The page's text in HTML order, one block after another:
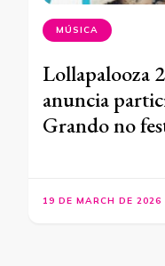
MÚSICA
Lollapalooza
anuncia
Grando no
19 DE MARCH DE 2026